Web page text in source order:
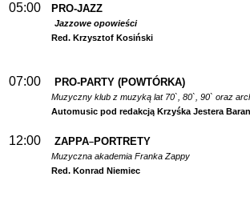
05:00 PRO-JAZZ
Jazzowe opowieści
Red. Krzysztof Kosiński
07:00 PRO-PARTY (POWTÓRKA)
Muzyczny klub z muzyką lat 70`, 80`, 90` oraz
Automusic pod redakcją Krzyśka Jestera
12:00 ZAPPA–PORTRETY
Muzyczna akademia Franka Zappy
Red. Konrad Niemiec